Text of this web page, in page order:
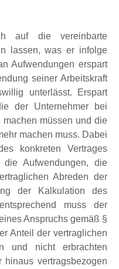
auf die vereinbarte
lassen, was er infolge
Aufwendungen erspart
seiner Arbeitskraft
unterlässt. Erspart
der Unternehmer bei
machen müssen und die
machen muss. Dabei
konkreten Vertrages
Aufwendungen, die
Abreden der
der Kalkulation des
muss der
Anspruchs gemäß §
Anteil der vertraglichen
und nicht erbrachten
hinaus vertragsbezogen